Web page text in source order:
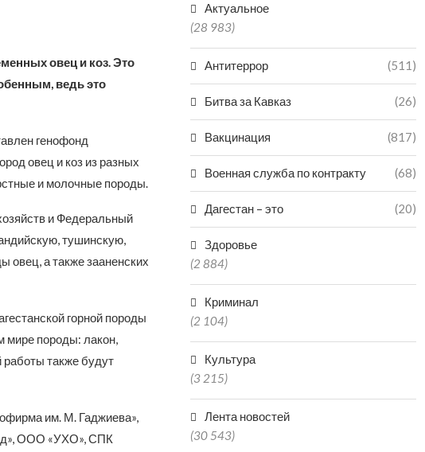
овец и коз. Это
ведь это
генофонд
овец и коз из разных
и молочные породы.
и Федеральный
тушинскую,
овец, а также зааненских
горной породы
мире породы: лакон,
работы также будут
им. М. Гаджиева»,
ООО «УХО», СПК
Актуальное
(28 983)
Антитеррор (511)
Битва за Кавказ (26)
Вакцинация (817)
Военная служба по контракту (68)
Дагестан – это (20)
Здоровье
(2 884)
Криминал
(2 104)
Культура
(3 215)
Лента новостей
(30 543)